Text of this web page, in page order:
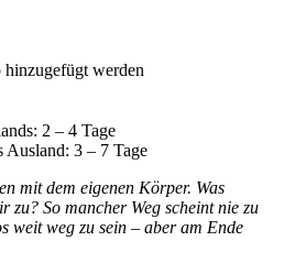
werden
2 – 4 Tage
3 – 7 Tage
mit dem eigenen Körper. Was
zu? So mancher Weg scheint nie zu
weit weg zu sein – aber am Ende